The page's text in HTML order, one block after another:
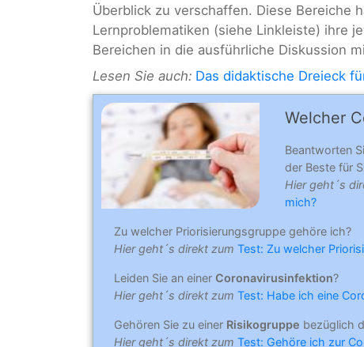
Überblick zu verschaffen. Diese Bereiche
Lernproblematiken (siehe Linkleiste) ihre
Bereichen in die ausführliche Diskussion
Lesen Sie auch: Das didaktische Dreieck
Welcher
Beantworten
der Beste für
Hier geht´s
mich?
Zu welcher Priorisierungsgruppe gehöre ich?
Hier geht´s direkt zum Test: Zu welcher
Leiden Sie an einer Coronavirusinfektion?
Hier geht´s direkt zum Test: Habe ich eine
Gehören Sie zu einer Risikogruppe bezüglich
Hier geht´s direkt zum Test: Gehöre ich zur